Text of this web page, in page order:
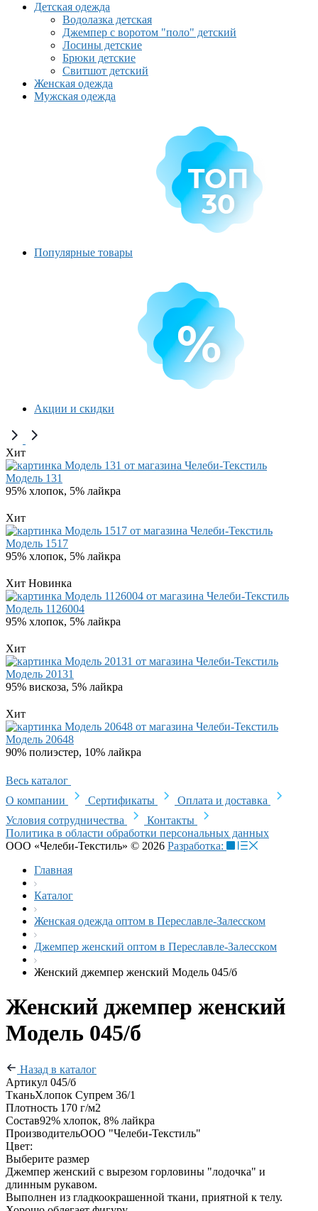
Детская одежда
Водолазка детская
Джемпер с воротом "поло" детский
Лосины детские
Брюки детские
Свитшот детский
Женская одежда
Мужская одежда
Популярные товары
Акции и скидки
Хит
Модель 131
95% хлопок, 5% лайкра
Хит
Модель 1517
95% хлопок, 5% лайкра
Хит Новинка
Модель 1126004
95% хлопок, 5% лайкра
Хит
Модель 20131
95% вискоза, 5% лайкра
Хит
Модель 20648
90% полиэстер, 10% лайкра
Весь каталог
О компании
Сертификаты
Оплата и доставка
Условия сотрудничества
Контакты
Политика в области обработки персональных данных
ООО «Челеби-Текстиль» © 2026 Разработка:
Главная
Каталог
Женская одежда оптом в Переславле-Залесском
Джемпер женский оптом в Переславле-Залесском
Женский джемпер женский Модель 045/б
Женский джемпер женский
Модель 045/б
Назад в каталог
Артикул 045/б
ТканьХлопок Супрем 36/1
Плотность 170 г/м2
Состав92% хлопок, 8% лайкра
ПроизводительООО "Челеби-Текстиль"
Цвет:
Выберите размер
Джемпер женский с вырезом горловины "лодочка" и
длинным рукавом.
Выполнен из гладкоокрашенной ткани, приятной к телу.